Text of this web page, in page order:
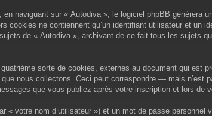
naviguant sur « Autodiva », le logiciel phpBB génèrera
cookies ne contiennent qu’un identifiant utilisateur et
de « Autodiva », archivant de ce fait tous les sujets
sorte de cookies, externes au document qui est
nous collectons. Ceci peut correspondre — mais n’est
que vous publiez après votre inscription et lors de
« votre nom d’utilisateur ») et un mot de passe